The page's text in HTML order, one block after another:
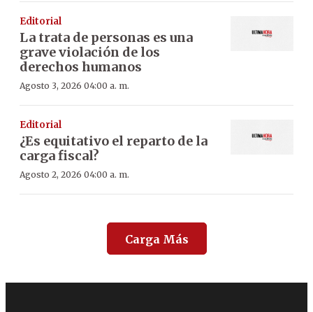
Editorial
La trata de personas es una
grave violación de los
derechos humanos
Agosto 3, 2026 04:00 a. m.
Editorial
¿Es equitativo el reparto de la
carga fiscal?
Agosto 2, 2026 04:00 a. m.
Carga Más